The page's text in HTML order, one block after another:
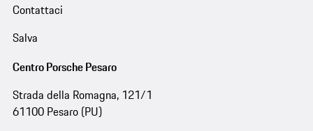
Contattaci
Salva
Centro Porsche Pesaro
Strada della Romagna, 121/1
61100 Pesaro (PU)